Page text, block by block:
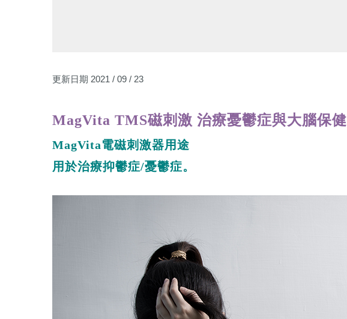
更新日期 2021 / 09 / 23
MagVita TMS磁刺激 治療憂鬱症與大腦保健
MagVita電磁刺激器用途
用於治療抑鬱症/憂鬱症。